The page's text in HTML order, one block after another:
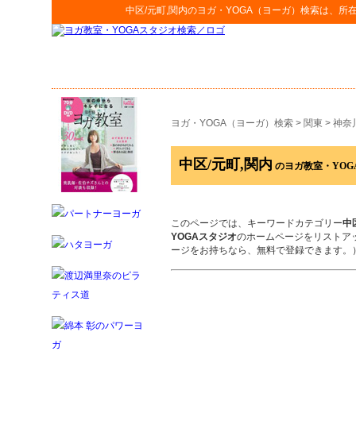
中区/元町,関内のヨガ・YOGA（ヨーガ）検索は、所
ヨガ・YOGA（ヨーガ）検索 > 関東 > 神奈
中区/元町,関内 のヨガ教室・
このページでは、キーワードカテゴリー中
YOGAスタジオのホームページをリスト
ージをお持ちなら、無料で登録できます。